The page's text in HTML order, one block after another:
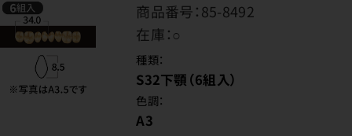
商品番号：85-8492
在庫：○
種類：
S32下顎（6組入）
色調：
A3